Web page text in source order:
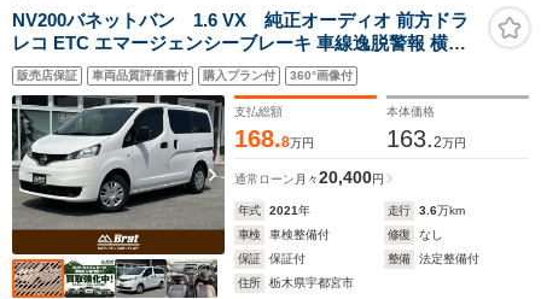
NV200バネットバン 1.6 VX 純正オーディオ 前方ドラ
レコ ETC エマージェンシーブレーキ 車線逸脱警報 横滑
り防止装置 ヘッドライトレベライザー リモコンキー 両側
スライドドア リヤアンダーミラー 前席パワーウィンドウ
フロアマット
販売店保証 車両品質評価書付 購入プラン付 360°画像付
支払総額
168.8万円
本体価格
163.2万円
通常ローン 月々20,400円
年式 2021年 走行 3.6万km
車検
車検整備付 修復
なし
保証
保証付 整備
法定整備付
住所
栃木県宇都宮市